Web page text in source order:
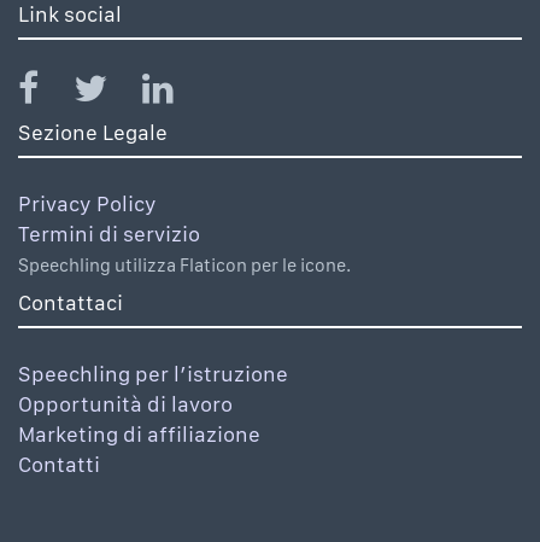
Link social
Sezione Legale
Privacy Policy
Termini di servizio
Speechling utilizza Flaticon per le icone.
Contattaci
Speechling per l’istruzione
Opportunità di lavoro
Marketing di affiliazione
Contatti